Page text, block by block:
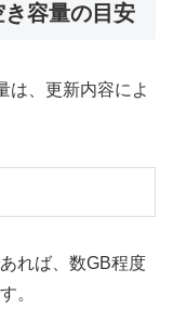
容量の目安
は、更新内容によ
れば、数GB程度
。